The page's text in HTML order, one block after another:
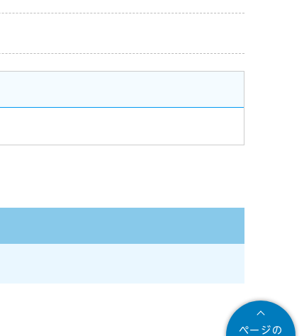
ページの